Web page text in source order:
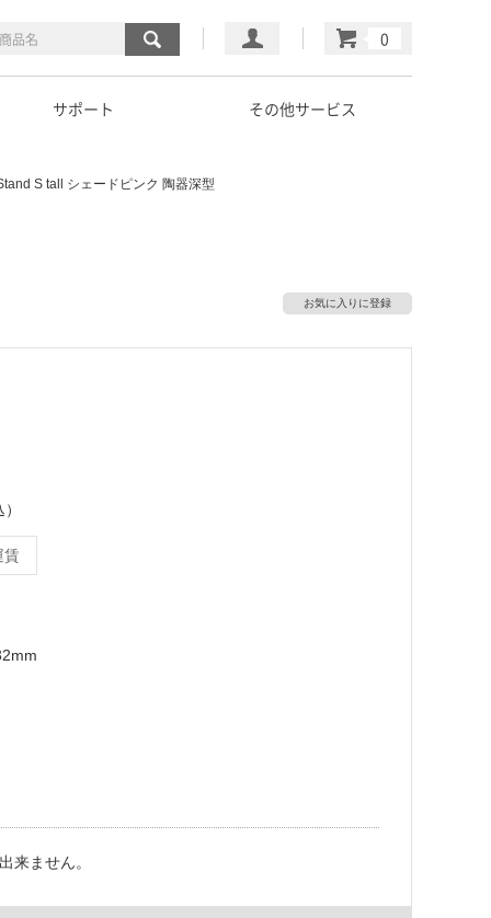
マイページ
カート
サポート その他サービス
S tall シェードピンク 陶器深型
お気に入りに登録
賃
来ません。